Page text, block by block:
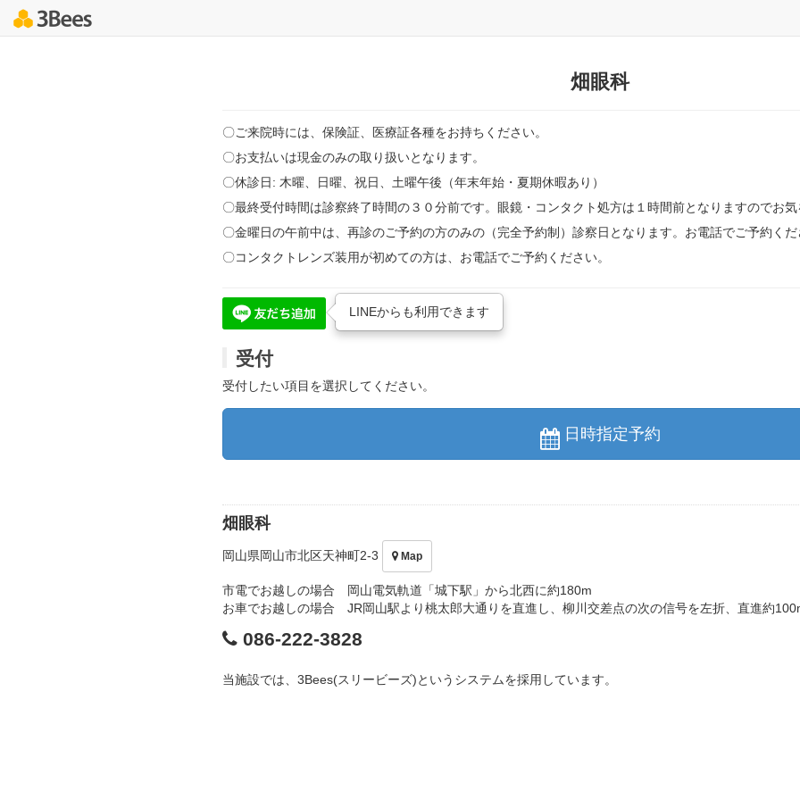
畑眼科
〇ご来院時には、保険証、医療証各種をお持ちください。
〇お支払いは現金のみの取り扱いとなります。
〇休診日: 木曜、日曜、祝日、土曜午後（年末年始・夏期休暇あり）
〇最終受付時間は診察終了時間の３０分前です。眼鏡・コンタクト処方は１時間前となりますのでお
〇金曜日の午前中は、再診のご予約の方のみの（完全予約制）診察日となります。お電話でご予約く
〇コンタクトレンズ装用が初めての方は、お電話でご予約ください。
LINEからも利用できます
受付
受付したい項目を選択してください。
日時指定予約
畑眼科
岡山県岡山市北区天神町2-3 Map
市電でお越しの場合 岡山電気軌道「城下駅」から北西に約180m
お車でお越しの場合 JR岡山駅より桃太郎大通りを直進し、柳川交差点の次の信号を左折、直進約
086-222-3828
当施設では、3Bees(スリービーズ)というシステムを採用しています。